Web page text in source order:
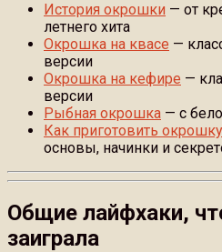
История окрошки — от
летнего хита
Окрошка на квасе —
версии
Окрошка на кефире —
версии
Рыбная окрошка — с
Как приготовить окрошку
основы, начинки и
Общие лайфхаки,
заиграла